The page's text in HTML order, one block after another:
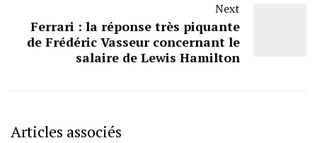
Next
Ferrari : la réponse très piquante
de Frédéric Vasseur concernant le
salaire de Lewis Hamilton
Articles associés